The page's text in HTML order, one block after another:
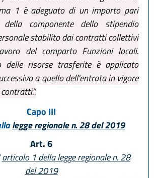
1 è adeguato di un importo pari
della componente dello stipendio
stabilito dai contratti collettivi
del comparto Funzioni locali.
delle risorse trasferite è applicato
a quello dell'entrata in vigore
Capo III
legge regionale n. 28 del 2019
Art. 6
articolo 1 della legge regionale n. 28
del 2019